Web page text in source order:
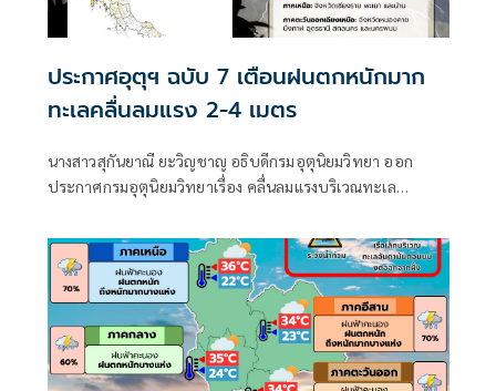
ประกาศอุตุฯ ฉบับ 7 เตือนฝนตกหนักมาก
ทะเลคลื่นลมแรง 2-4 เมตร
นางสาวสุกันยาณี ยะวิญชาญ อธิบดีกรมอุตุนิยมวิทยา ออก
ประกาศกรมอุตุนิยมวิทยาเรื่อง คลื่นลมแรงบริเวณทะเล
มากบริเวณประเทศไทย